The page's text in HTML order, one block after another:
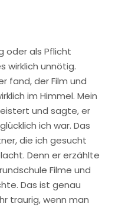
oder als Pflicht
wirklich unnötig.
fand, der Film und
im Himmel. Mein
und sagte, er
ich war. Das
die ich gesucht
Denn er erzählte
Filme und
Das ist genau
traurig, wenn man